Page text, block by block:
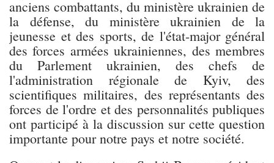
anciens combattants, du ministère ukrainien de
la défense, du ministère ukrainien de la
jeunesse et des sports, de l'état-major général
des forces armées ukrainiennes, des membres
du Parlement ukrainien, des chefs de
l'administration régionale de Kyiv, des
scientifiques militaires, des représentants des
forces de l'ordre et des personnalités publiques
ont participé à la discussion sur cette question
importante pour notre pays et notre société.